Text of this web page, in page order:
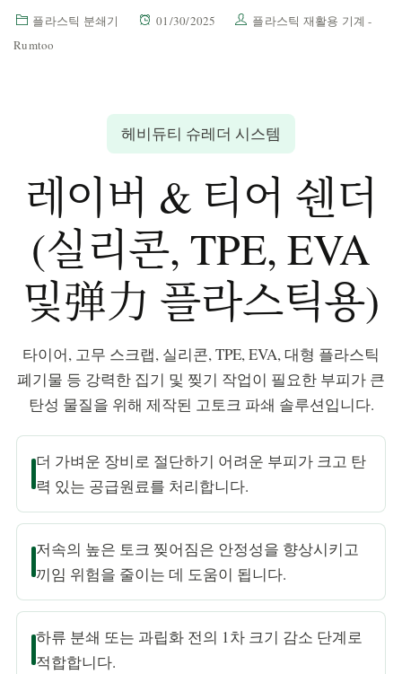
플라스틱 분쇄기 01/30/2025
플라스틱 재활용 기계 -
Rumtoo
헤비듀티 슈레더 시스템
레이버 & 티어 쉔더
(실리콘, TPE, EVA
및弹力 플라스틱용)
타이어, 고무 스크랩, 실리콘, TPE, EVA, 대형 플라스틱
폐기물 등 강력한 집기 및 찢기 작업이 필요한 부피가 큰
탄성 물질을 위해 제작된 고토크 파쇄 솔루션입니다.
더 가벼운 장비로 절단하기 어려운 부피가 크고 탄
력 있는 공급원료를 처리합니다.
저속의 높은 토크 찢어짐은 안정성을 향상시키고
끼임 위험을 줄이는 데 도움이 됩니다.
하류 분쇄 또는 과립화 전의 1차 크기 감소 단계로
적합합니다.